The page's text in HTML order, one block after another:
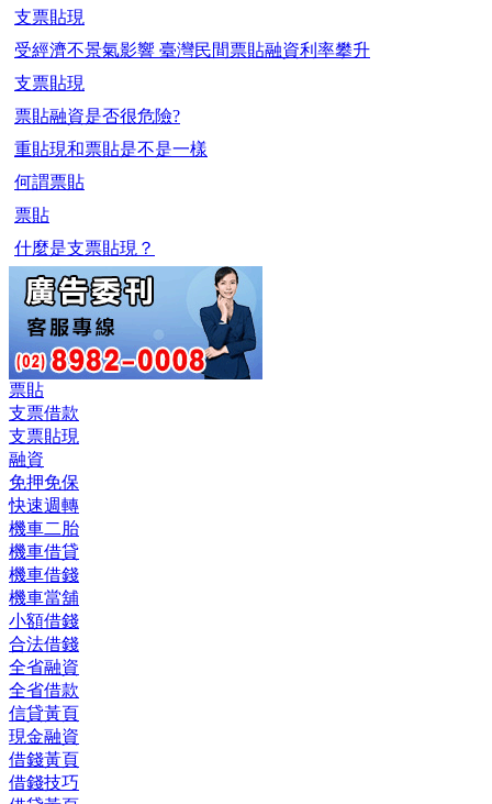
支票貼現
受經濟不景氣影響 臺灣民間票貼融資利率攀升
支票貼現
票貼融資是否很危險?
重貼現和票貼是不是一樣
何謂票貼
票貼
什麼是支票貼現？
票貼
支票借款
支票貼現
融資
免押免保
快速週轉
機車二胎
機車借貸
機車借錢
機車當舖
小額借錢
合法借錢
全省融資
全省借款
信貸黃頁
現金融資
借錢黃頁
借錢技巧